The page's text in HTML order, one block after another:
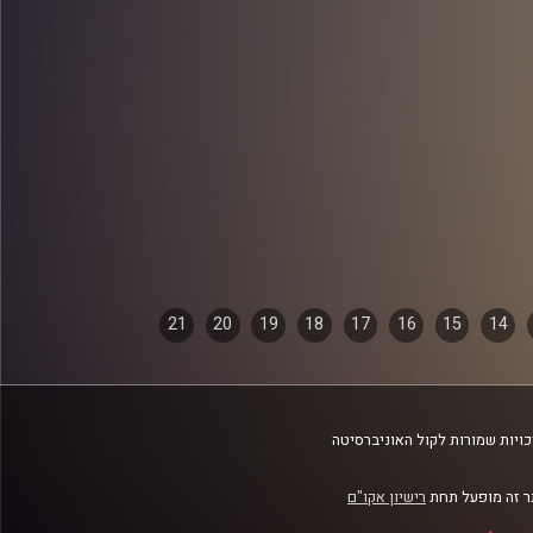
14
15
16
17
18
19
20
21
שמורות לקול האוניברסיטה
זה מופעל תחת רישיון אקו"ם